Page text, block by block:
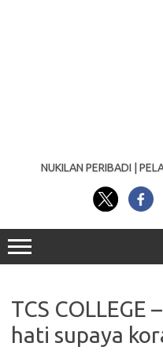
NUKILAN PERIBADI |
TCS COLLEGE
hati supaya